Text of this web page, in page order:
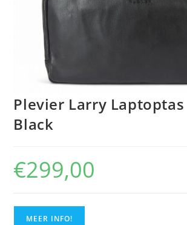
Plevier Larry
Black
€299,00
MEER INFO!